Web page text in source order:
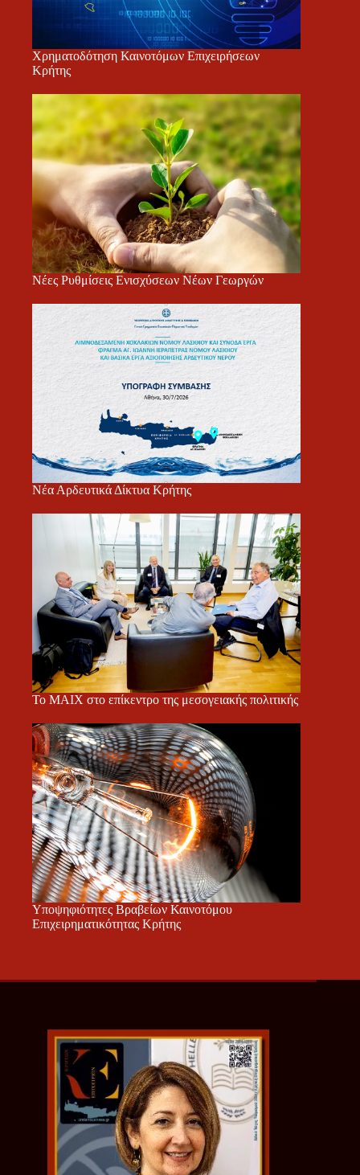
Χρηματοδότηση Καινοτόμων Επιχειρήσεων
Κρήτης
Νέες Ρυθμίσεις Ενισχύσεων Νέων Γεωργών
Νέα Αρδευτικά Δίκτυα Κρήτης
Το ΜΑΙΧ στο επίκεντρο της μεσογειακής πολιτικής
Υποψηφιότητες Βραβείων Καινοτόμου
Επιχειρηματικότητας Κρήτης